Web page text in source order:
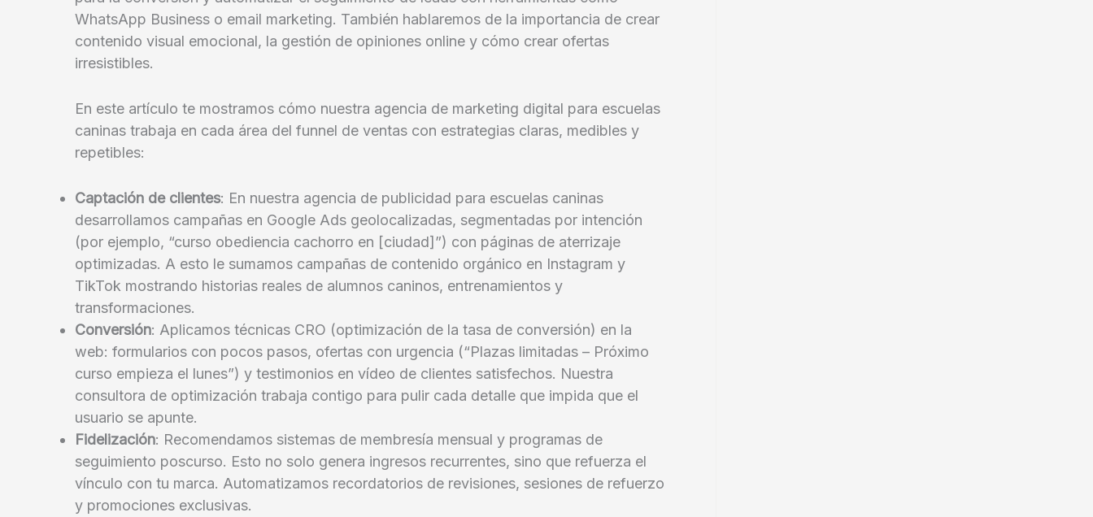
WhatsApp Business o email marketing. También hablaremos de la importancia de crear
contenido visual emocional, la gestión de opiniones online y cómo crear ofertas
irresistibles.
En este artículo te mostramos cómo nuestra agencia de marketing digital para escuelas
caninas trabaja en cada área del funnel de ventas con estrategias claras, medibles y
repetibles:
Captación de clientes: En nuestra agencia de publicidad para escuelas caninas
desarrollamos campañas en Google Ads geolocalizadas, segmentadas por intención
(por ejemplo, “curso obediencia cachorro en [ciudad]”) con páginas de aterrizaje
optimizadas. A esto le sumamos campañas de contenido orgánico en Instagram y
TikTok mostrando historias reales de alumnos caninos, entrenamientos y
transformaciones.
Conversión: Aplicamos técnicas CRO (optimización de la tasa de conversión) en la
web: formularios con pocos pasos, ofertas con urgencia (“Plazas limitadas – Próximo
curso empieza el lunes”) y testimonios en vídeo de clientes satisfechos. Nuestra
consultora de optimización trabaja contigo para pulir cada detalle que impida que el
usuario se apunte.
Fidelización: Recomendamos sistemas de membresía mensual y programas de
seguimiento poscurso. Esto no solo genera ingresos recurrentes, sino que refuerza el
vínculo con tu marca. Automatizamos recordatorios de revisiones, sesiones de refuerzo
y promociones exclusivas.